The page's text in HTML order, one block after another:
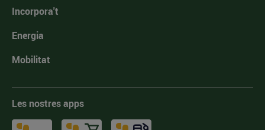
Incorpora't
Energia
Mobilitat
Les nostres apps